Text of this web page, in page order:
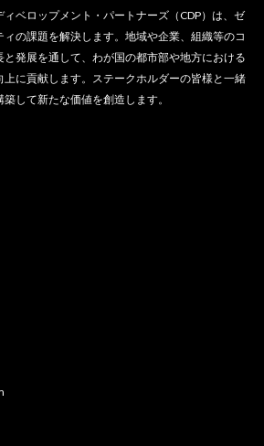
ベロップメント・パートナーズ（CDP）は、ゼ
ィの課題を解決します。地域や企業、組織等のコ
と発展を通して、わが国の都市部や地方における
上に貢献します。ステークホルダーの皆様と一緒
して新たな価値を創造します。